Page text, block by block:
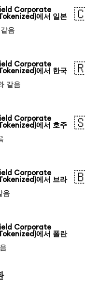
Corporate
에서 일본
음
Corporate
에서 한국
같음
Corporate
에서 호주
Corporate
에서 브라
음
Corporate
에서 폴란